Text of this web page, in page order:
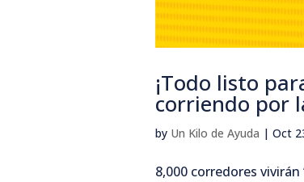
¡Todo listo
corriendo por
by Un Kilo de Ayuda | Oct
8,000 corredores